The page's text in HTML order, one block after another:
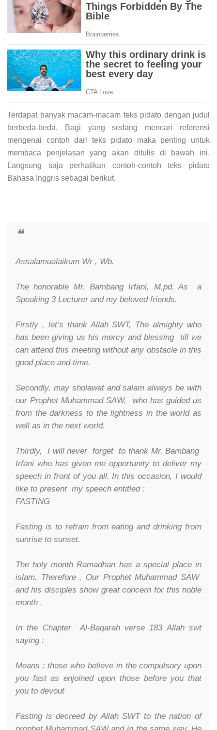
Terdapat banyak macam-macam teks pidato dengan judul
berbeda-beda. Bagi yang sedang mencari referensi
mengenai contoh dari teks pidato maka penting untuk
membaca penjelasan yang akan ditulis di bawah ini.
Langsung saja perhatikan contoh-contoh teks pidato
Bahasa Inggris sebagai berikut.
Assalamualaikum Wr , Wb.
The honorable Mr. Bambang Irfani, M.pd. As a
Speaking 3 Lecturer and my beloved friends.
Firstly , let’s thank Allah SWT, The almighty who
has been giving us his mercy and blessing till we
can attend this meeting without any obstacle in this
good place and time.
Secondly, may sholawat and salam always be with
our Prophet Muhammad SAW, who has guided us
from the darkness to the lightness in the world as
well as in the next world.
Thirdly, I will never forget to thank Mr. Bambang
Irfani who has given me opportunity to deliver my
speech in front of you all. In this occasion, I would
like to present my speech entitled :
FASTING
Fasting is to refrain from eating and drinking from
sunrise to sunset.
The holy month Ramadhan has a special place in
islam. Therefore , Our Prophet Muhammad SAW
and his disciples show great concern for this noble
month .
In the Chapter Al-Baqarah verse 183 Allah swt
saying :
Means : those who believe in the compulsory upon
you fast as enjoined upon those before you that
you to devout
Fasting is decreed by Allah SWT to the nation of